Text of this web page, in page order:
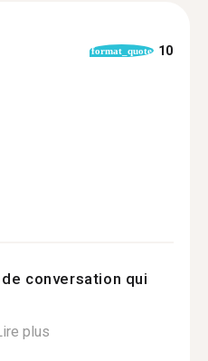
format_quote 10
conversation qui
plus